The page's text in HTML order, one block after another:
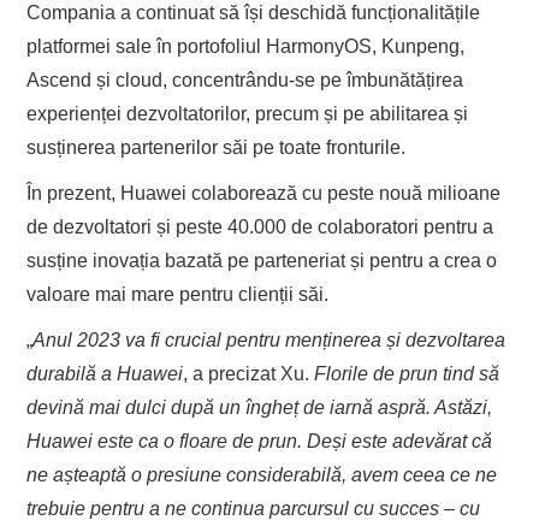
Compania a continuat să își deschidă funcționalitățile
platformei sale în portofoliul HarmonyOS, Kunpeng,
Ascend și cloud, concentrându-se pe îmbunătățirea
experienței dezvoltatorilor, precum și pe abilitarea și
susținerea partenerilor săi pe toate fronturile.
În prezent, Huawei colaborează cu peste nouă milioane
de dezvoltatori și peste 40.000 de colaboratori pentru a
susține inovația bazată pe parteneriat și pentru a crea o
valoare mai mare pentru clienții săi.
„Anul 2023 va fi crucial pentru menținerea și dezvoltarea
durabilă a Huawei, a precizat Xu.Florile de prun tind să
devină mai dulci după un îngheț de iarnă aspră. Astăzi,
Huawei este ca o floare de prun. Deși este adevărat că
ne așteaptă o presiune considerabilă, avem ceea ce ne
trebuie pentru a ne continua parcursul cu succes – cu